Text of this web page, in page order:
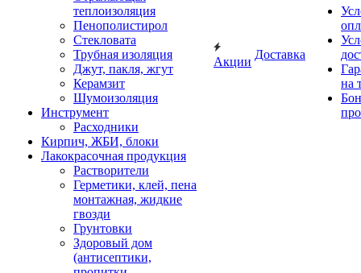
теплоизоляция
Пенополистирол
Стекловата
Трубная изоляция
Джут, пакля, жгут
Керамзит
Шумоизоляция
Инструмент
Расходники
Кирпич, ЖБИ, блоки
Лакокрасочная продукция
Растворители
Герметики, клей, пена
монтажная, жидкие
гвозди
Грунтовки
Здоровый дом
(антисептики,
Акции
Доставка
на